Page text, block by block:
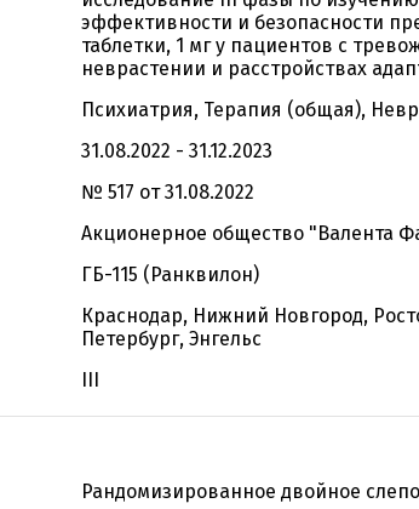
эффективности и безопасности
таблетки, 1 мг у пациентов с
неврастении и расстройствах
Психиатрия, Терапия (общая),
31.08.2022 - 31.12.2023
№ 517 от 31.08.2022
Акционерное общество "Валента
ГБ-115 (Ранквилон)
Краснодар, Нижний Новгород,
Петербург, Энгельс
III
Рандомизированное двойное